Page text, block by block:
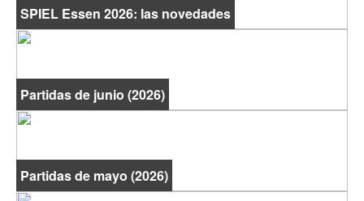
SPIEL Essen 2026: las novedades
Partidas de junio (2026)
Partidas de mayo (2026)